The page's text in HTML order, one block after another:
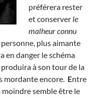
préférera rester
et conserver le
malheur connu
plus aimante
en danger le schéma
à son tour de la
mordante encore. Entre
semble être le